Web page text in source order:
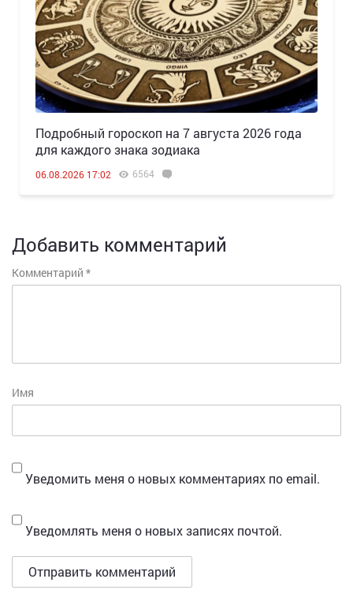
Подробный гороскоп на 7 августа 2026 года
для каждого знака зодиака
06.08.2026 17:02 6564
Добавить комментарий
Комментарий *
Имя
Уведомить меня о новых комментариях по email.
Уведомлять меня о новых записях почтой.